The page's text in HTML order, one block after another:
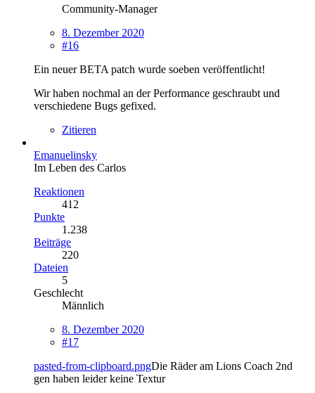
Community-Manager
8. Dezember 2020
#16
Ein neuer BETA patch wurde soeben veröffentlicht!
Wir haben nochmal an der Performance geschraubt und
verschiedene Bugs gefixed.
Zitieren
Emanuelinsky
Im Leben des Carlos
Reaktionen
412
Punkte
1.238
Beiträge
220
Dateien
5
Geschlecht
Männlich
8. Dezember 2020
#17
pasted-from-clipboard.pngDie Räder am Lions Coach 2nd
gen haben leider keine Textur